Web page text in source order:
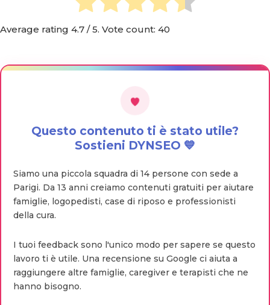
Average rating 4.7 / 5. Vote count: 40
Questo contenuto ti è stato utile?
Sostieni DYNSEO 💙
Siamo una piccola squadra di 14 persone con sede a
Parigi. Da 13 anni creiamo contenuti gratuiti per aiutare
famiglie, logopedisti, case di riposo e professionisti
della cura.
I tuoi feedback sono l'unico modo per sapere se questo
lavoro ti è utile. Una recensione su Google ci aiuta a
raggiungere altre famiglie, caregiver e terapisti che ne
hanno bisogno.